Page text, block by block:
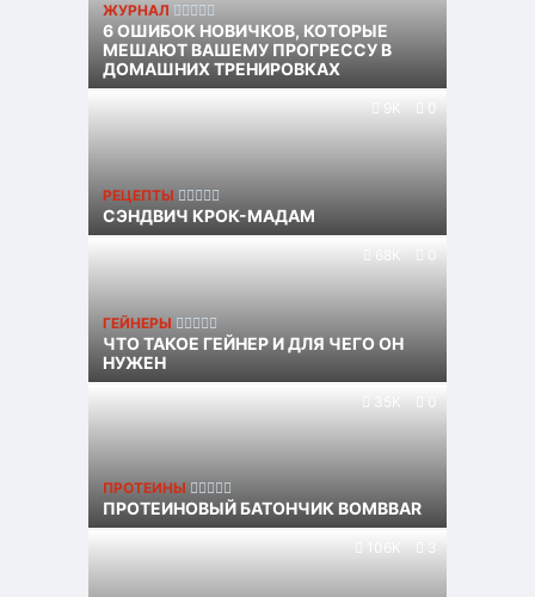
ЖУРНАЛ
6 ОШИБОК НОВИЧКОВ, КОТОРЫЕ
МЕШАЮТ ВАШЕМУ ПРОГРЕССУ В
ДОМАШНИХ ТРЕНИРОВКАХ
9K 0
РЕЦЕПТЫ
СЭНДВИЧ КРОК-МАДАМ
68K
ГЕЙНЕРЫ
ЧТО ТАКОЕ ГЕЙНЕР И ДЛЯ ЧЕГО ОН
НУЖЕН
35K
ПРОТЕИНЫ
ПРОТЕИНОВЫЙ БАТОНЧИК BOMBBAR
106K 3